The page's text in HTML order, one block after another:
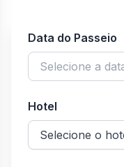
Data do Passeio
Hotel